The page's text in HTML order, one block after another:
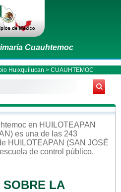
Cuauhtemoc
Huixquilucan > CUAUHTEMOC
en HUILOTEAPAN
es una de las 243
HUILOTEAPAN (SAN JOSÉ
de control público.
SOBRE LA